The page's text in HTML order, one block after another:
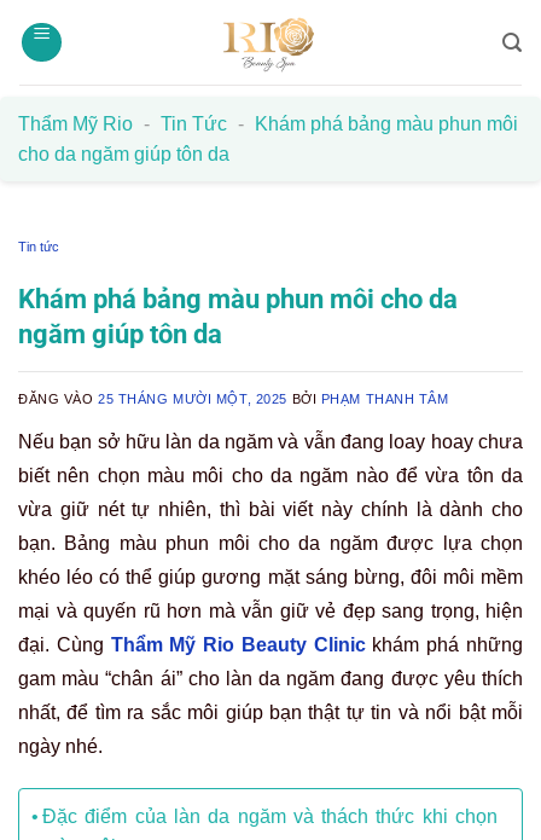
qua
Thẩm Mỹ Rio - Tin Tức -
Khám phá bảng màu phun môi
cho da ngăm giúp tôn da
Tin tức
Khám phá bảng màu phun môi cho da
ngăm giúp tôn da
ĐĂNG VÀO25 THÁNG MƯỜI MỘT, 2025 BỞI PHẠM THANH TÂM
Nếu bạn sở hữu làn da ngăm và vẫn đang loay hoay chưa
biết nên chọn màu môi cho da ngăm nào để vừa tôn da
vừa giữ nét tự nhiên, thì bài viết này chính là dành cho
bạn. Bảng màu phun môi cho da ngăm được lựa chọn
khéo léo có thể giúp gương mặt sáng bừng, đôi môi mềm
mại và quyến rũ hơn mà vẫn giữ vẻ đẹp sang trọng, hiện
đại. Cùng Thẩm Mỹ Rio Beauty Clinickhám phá những
gam màu “chân ái” cho làn da ngăm đang được yêu thích
nhất, để tìm ra sắc môi giúp bạn thật tự tin và nổi bật mỗi
ngày nhé.
Đặc điểm của làn da ngăm và thách thức khi chọn